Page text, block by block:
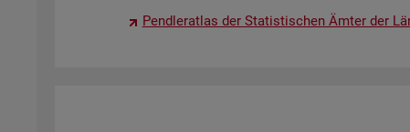
Pend­ler­at­las der Sta­tis­ti­schen Ämter der